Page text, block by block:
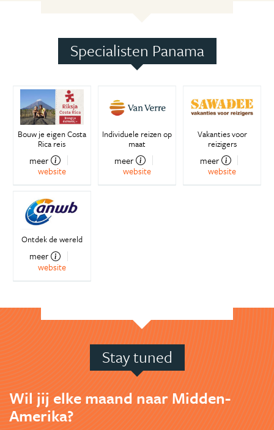
Specialisten Panama
Bouw je eigen Costa
Rica reis
meer
website
Individuele reizen op
maat
meer
website
Vakanties voor
reizigers
meer
website
Ontdek de wereld
meer
website
Stay tuned
Wil jij elke maand naar Midden-
Amerika?